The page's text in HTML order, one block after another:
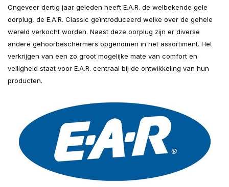
Ongeveer dertig jaar geleden heeft E.A.R. de welbekende gele
oorplug, de E.A.R. Classic geïntroduceerd welke over de gehele
wereld verkocht worden. Naast deze oorplug zijn er diverse
andere gehoorbeschermers opgenomen in het assortiment. Het
verkrijgen van een zo groot mogelijke mate van comfort en
veiligheid staat voor E.A.R. centraal bij de ontwikkeling van hun
producten.